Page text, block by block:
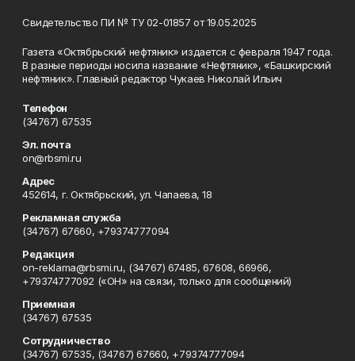
Свидетельство ПИ № ТУ 02-01857 от 19.05.2025
Газета «Октябрьский нефтяник» издается с февраля 1947 года.
В разные периоды носила название «Нефтяник», «Башкирский
нефтяник». Главный редактор Чукаев Николай Ильич
Телефон
(34767) 67535
Эл. почта
on@rbsmi.ru
Адрес
452614, г. Октябрьский, ул. Чапаева, 18
Рекламная служба
(34767) 67660, +79374777094
Редакция
on-reklama@rbsmi.ru, (34767) 67485, 67608, 66966,
+79374777092 («ОН» на связи, только для сообщений)
Приемная
(34767) 67535
Сотрудничество
(34767) 67535, (34767) 67660, +79374777094